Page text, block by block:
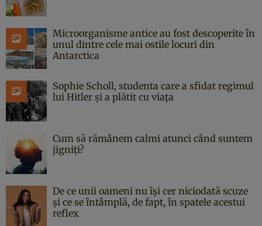
Microorganisme antice au fost descoperite în
unul dintre cele mai ostile locuri din
Antarctica
Sophie Scholl, studenta care a sfidat regimul
lui Hitler și a plătit cu viața
Cum să rămânem calmi atunci când suntem
jigniți?
De ce unii oameni nu își cer niciodată scuze
și ce se întâmplă, de fapt, în spatele acestui
reflex